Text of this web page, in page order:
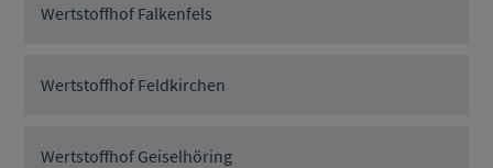
Wertstoffhof Falkenfels
Wertstoffhof Feldkirchen
Wertstoffhof Geiselhöring